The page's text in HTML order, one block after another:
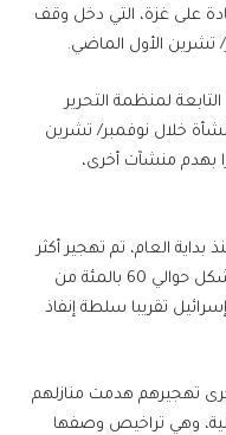
على غزة، التي دخل وقف
لمنظمة التحرير
46 عملية هدم طالت 76 منشأة خلال نوفمبر/ تشرين
إضافة إلى توزيع 51 إخطارا بهدم منشآت أخرى،
بداية العام، تم تهجير أكثر
من ألف شخص في المنطقة (ج) التي تشكل حوالي 60 بالمئة من
تقريبا سلطة إنفاذ
تهجيرهم هدمت منازلهم
وهي تراخيص وصفها